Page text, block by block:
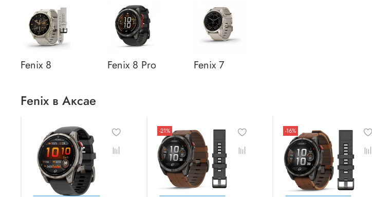
Fenix 8 Fenix 8 Pro Fenix 7
Fenix в Аксае
-21% -16%